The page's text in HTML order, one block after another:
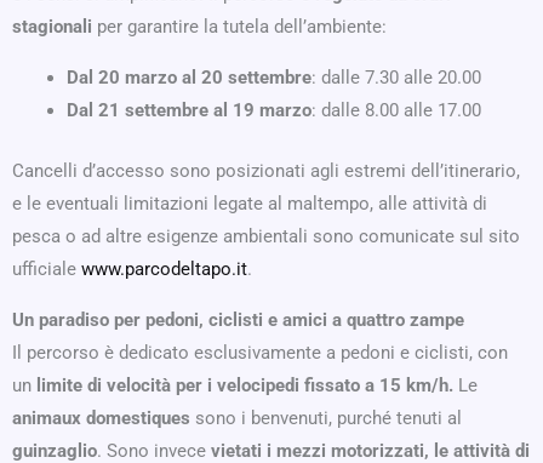
stagionali per garantire la tutela dell’ambiente:
Dal 20 marzo al 20 settembre: dalle 7.30 alle 20.00
Dal 21 settembre al 19 marzo: dalle 8.00 alle 17.00
Cancelli d’accesso sono posizionati agli estremi dell’itinerario,
e le eventuali limitazioni legate al maltempo, alle attività di
pesca o ad altre esigenze ambientali sono comunicate sul sito
ufficiale www.parcodeltapo.it.
Un paradiso per pedoni, ciclisti e amici a quattro zampe
Il percorso è dedicato esclusivamente a pedoni e ciclisti, con
un limite di velocità per i velocipedi fissato a 15 km/h. Le
animaux domestiques sono i benvenuti, purché tenuti al
guinzaglio. Sono invece vietati i mezzi motorizzati, le attività di